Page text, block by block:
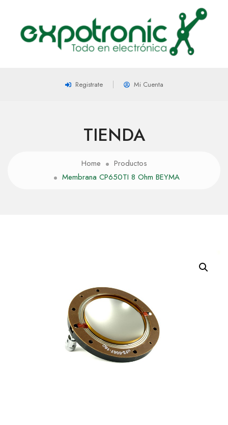
Registrate Mi Cuenta
TIENDA
Home
Productos
Membrana CP650TI 8 Ohm BEYMA